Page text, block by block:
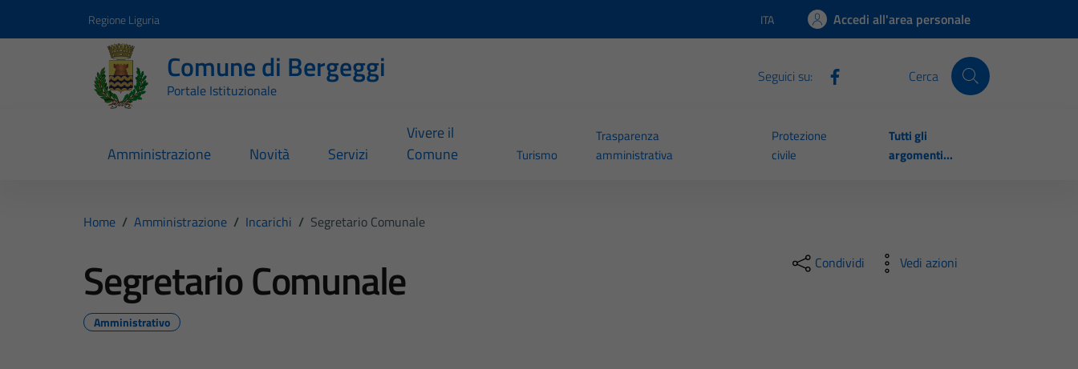
Regione Liguria Lingua attiva:
ITA Accedi all'area personale
Comune di Bergeggi
Portale Istituzionale
Seguici su: Cerca
Amministrazione Novità Servizi
Vivere il
Comune
Turismo
Trasparenza
amministrativa
Protezione
civile
Tutti gli
argomenti...
Home / Amministrazione / Incarichi / Segretario Comunale
Segretario Comunale
Amministrativo
Condividi Vedi azioni